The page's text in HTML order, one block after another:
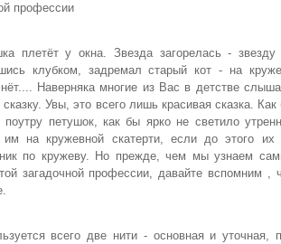
профессии
плетёт у окна. Звезда загорелась - звезду
клубком, задремал старый кот - на
Наверняка многие из Вас в детстве
Увы, это всего лишь красивая сказка. Как
поутру петушок, как бы ярко не светило
на кружевной скатерти, если до этого их
по кружеву. Но прежде, чем мы узнаем
загадочной профессии, давайте вспомним ,
всего две нити - основная и уточная,